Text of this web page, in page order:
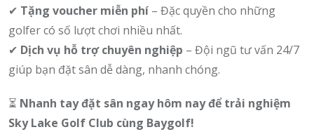
✔ Tặng voucher miễn phí – Đặc quyền cho những
golfer có số lượt chơi nhiều nhất.
✔ Dịch vụ hỗ trợ chuyên nghiệp – Đội ngũ tư vấn 24/7
giúp bạn đặt sân dễ dàng, nhanh chóng.
⏳ Nhanh tay đặt sân ngay hôm nay để trải nghiệm
Sky Lake Golf Club cùng Baygolf!